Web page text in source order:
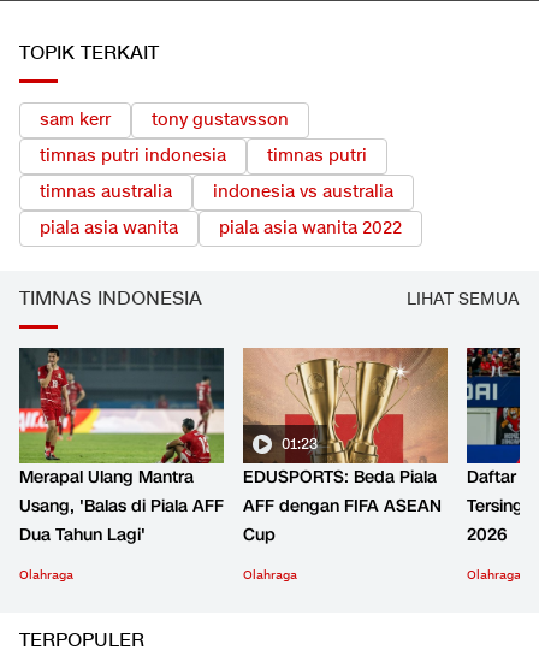
TOPIK TERKAIT
sam kerr
tony gustavsson
timnas putri indonesia
timnas putri
timnas australia
indonesia vs australia
piala asia wanita
piala asia wanita 2022
TIMNAS INDONESIA LIHAT SEMUA
Merapal Ulang Mantra
Usang, 'Balas di Piala AFF
Dua Tahun Lagi'
Olahraga
01:23
EDUSPORTS: Beda Piala
AFF dengan FIFA ASEAN
Cup
Olahraga
Daftar 6
2026
Olahraga
TERPOPULER